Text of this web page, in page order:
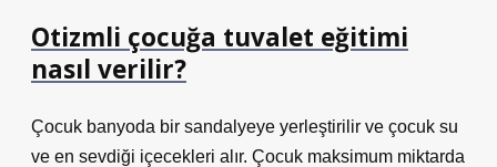
Otizmli çocuğa tuvalet eğitimi
nasıl verilir?
Çocuk banyoda bir sandalyeye yerleştirilir ve çocuk su
ve en sevdiği içecekleri alır. Çocuk maksimum miktarda